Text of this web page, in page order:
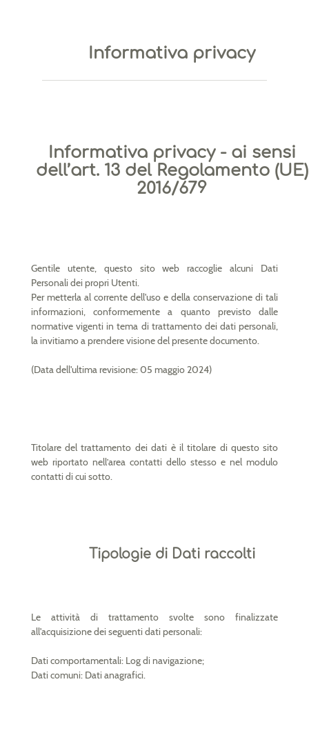
Informativa privacy
Informativa privacy - ai sensi
dell’art. 13 del Regolamento (UE)
2016/679
Gentile utente, questo sito web raccoglie alcuni Dati
Personali dei propri Utenti.
Per metterla al corrente dell'uso e della conservazione di tali
informazioni, conformemente a quanto previsto dalle
normative vigenti in tema di trattamento dei dati personali,
la invitiamo a prendere visione del presente documento.
(Data dell'ultima revisione: 05 maggio 2024)
Titolare del trattamento dei dati è il titolare di questo sito
web riportato nell’area contatti dello stesso e nel modulo
contatti di cui sotto.
Tipologie di Dati raccolti
Le attività di trattamento svolte sono finalizzate
all'acquisizione dei seguenti dati personali:
Dati comportamentali: Log di navigazione;
Dati comuni: Dati anagrafici.